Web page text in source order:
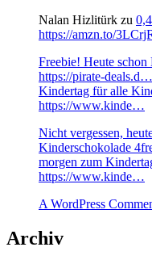
Nalan Hizlitürk zu
https://amzn.to/
Freebie! Heute
https://pirate-
Kindertag für alle
https://www.kinde…
Nicht vergessen,
Kinderschokolade
morgen zum
https://www.kinde…
A WordPress
Archiv